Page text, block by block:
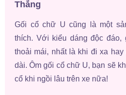
Thẳng
Gối cổ chữ U cũng là một
thích. Với kiểu dáng độc đáo,
thoải mái, nhất là khi đi xa
dài. Ôm gối cổ chữ U, bạn sẽ
cổ khi ngồi lâu trên xe nữa!